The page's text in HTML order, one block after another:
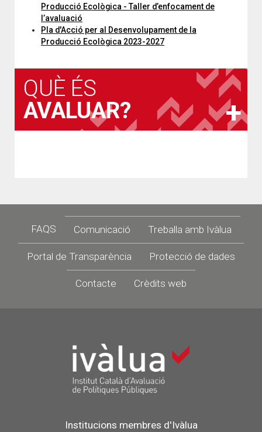
Producció Ecològica - Taller d’enfocament de
l’avaluació
Pla d'Acció per al Desenvolupament de la
Producció Ecològica 2023-2027
QUÈ ÉS
AVALUAR?
Footer
FAQS Comunicació Treballa amb Ivàlua
Portal de Transparència Protecció de dades
Contacte Crèdits web
Institucions membres d'Ivàlua